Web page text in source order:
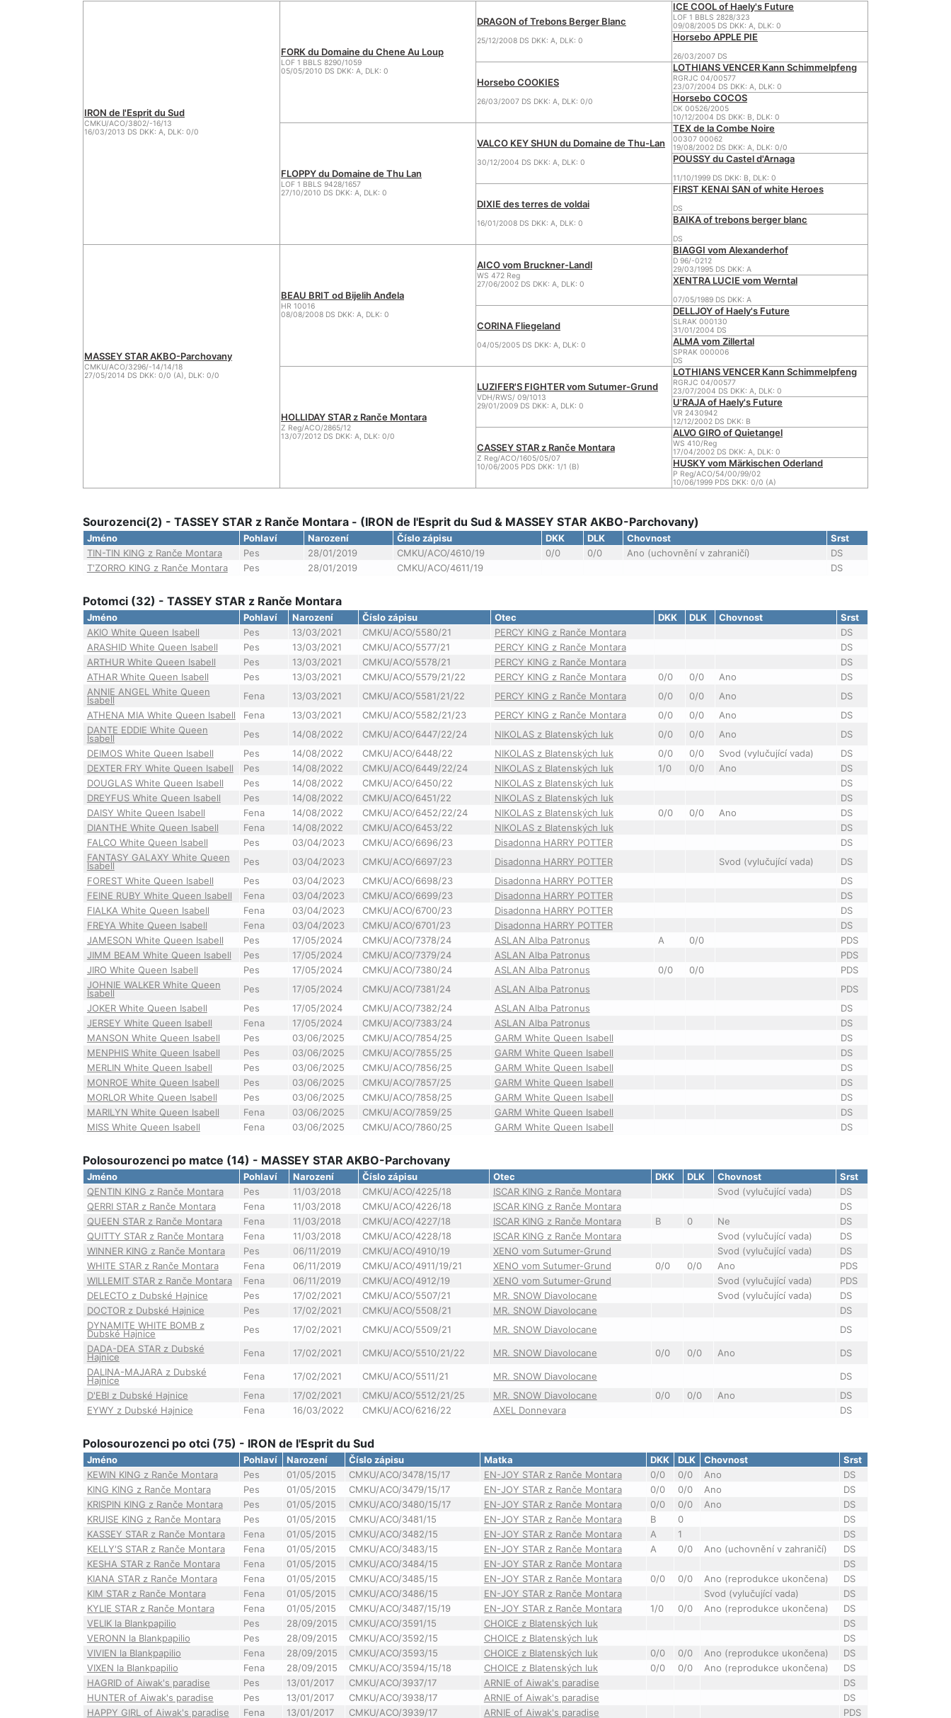
IRON de l'Esprit du Sud
CMKU/ACO/3802/-16/13
16/03/2013 DS DKK: A, DLK: 0/0
FORK du Domaine du Chene Au Loup
LOF 1 BBLS 8290/1059
05/05/2010 DS DKK: A, DLK: 0
DRAGON of Trebons Berger Blanc
25/12/2008 DS DKK: A, DLK: 0
ICE COOL of Haely's Future
LOF 1 BBLS 2828/323
09/08/2005 DS DKK: A, DLK: 0
Horsebo APPLE PIE
26/03/2007 DS
Horsebo COOKIES
26/03/2007 DS DKK: A, DLK: 0/0
LOTHIANS VENCER Kann Schimmelpfeng
RGRJC 04/00577
23/07/2004 DS DKK: A, DLK: 0
Horsebo COCOS
DK 00526/2005
10/12/2004 DS DKK: B, DLK: 0
FLOPPY du Domaine de Thu Lan
LOF 1 BBLS 9428/1657
27/10/2010 DS DKK: A, DLK: 0
VALCO KEY SHUN du Domaine de Thu-Lan
30/12/2004 DS DKK: A, DLK: 0
TEX de la Combe Noire
00307 00062
19/08/2002 DS DKK: A, DLK: 0/0
POUSSY du Castel d'Arnaga
11/10/1999 DS DKK: B, DLK: 0
DIXIE des terres de voldai
16/01/2008 DS DKK: A, DLK: 0
FIRST KENAI SAN of white Heroes
DS
BAIKA of trebons berger blanc
DS
MASSEY STAR AKBO-Parchovany
CMKU/ACO/3296/-14/14/18
27/05/2014 DS DKK: 0/0 (A), DLK: 0/0
BEAU BRIT od Bijelih Anđela
HR 10016
08/08/2008 DS DKK: A, DLK: 0
AICO vom Bruckner-Landl
WS 472 Reg
27/06/2002 DS DKK: A, DLK: 0
BIAGGI vom Alexanderhof
D 96/-0212
29/03/1995 DS DKK: A
XENTRA LUCIE vom Werntal
07/05/1989 DS DKK: A
CORINA Fliegeland
04/05/2005 DS DKK: A, DLK: 0
DELLJOY of Haely's Future
SLRAK 000130
31/01/2004 DS
ALMA vom Zillertal
SPRAK 000006
DS
HOLLIDAY STAR z Ranče Montara
Z Reg/ACO/2865/12
13/07/2012 DS DKK: A, DLK: 0/0
LUZIFER'S FIGHTER vom Sutumer-Grund
VDH/RWS/ 09/1013
29/01/2009 DS DKK: A, DLK: 0
LOTHIANS VENCER Kann Schimmelpfeng
RGRJC 04/00577
23/07/2004 DS DKK: A, DLK: 0
U'RAJA of Haely's Future
VR 2430942
12/12/2002 DS DKK: B
CASSEY STAR z Ranče Montara
Z Reg/ACO/1605/05/07
10/06/2005 PDS DKK: 1/1 (B)
ALVO GIRO of Quietangel
WS 410/Reg
17/04/2002 DS DKK: A, DLK: 0
HUSKY vom Märkischen Oderland
P Reg/ACO/54/00/99/02
10/06/1999 PDS DKK: 0/0 (A)
Sourozenci(2) - TASSEY STAR z Ranče Montara - (IRON de l'Esprit du Sud & MASSEY STAR AKBO-Parchovany)
Jméno Pohlaví Narození Číslo zápisu DKK DLK Chovnost
Srst
TIN-TIN KING z Ranče Montara
Pes 28/01/2019 CMKU/ACO/4610/19 0/0 0/0 Ano (uchovnění v zahraničí)
DS
T'ZORRO KING z Ranče Montara
Pes 28/01/2019 CMKU/ACO/4611/19 DS
Potomci (32) - TASSEY STAR z Ranče Montara
Jméno Pohlaví Narození Číslo zápisu Otec DKK DLK Chovnost
Srst
AKIO White Queen Isabell
Pes 13/03/2021 CMKU/ACO/5580/21 PERCY KING z Ranče Montara
DS
ARASHID White Queen Isabell
Pes 13/03/2021 CMKU/ACO/5577/21 PERCY KING z Ranče Montara
DS
ARTHUR White Queen Isabell
Pes 13/03/2021 CMKU/ACO/5578/21 PERCY KING z Ranče Montara
DS
ATHAR White Queen Isabell
Pes 13/03/2021 CMKU/ACO/5579/21/22 PERCY KING z Ranče Montara 0/0 0/0 Ano
DS
ANNIE ANGEL White Queen
Isabell Fena 13/03/2021 CMKU/ACO/5581/21/22 PERCY KING z Ranče Montara 0/0 0/0 Ano
DS
ATHENA MIA White Queen Isabell
Fena 13/03/2021 CMKU/ACO/5582/21/23 PERCY KING z Ranče Montara 0/0 0/0 Ano
DS
DANTE EDDIE White Queen
Isabell Pes 14/08/2022 CMKU/ACO/6447/22/24 NIKOLAS z Blatenských luk 0/0 0/0 Ano
DS
DEIMOS White Queen Isabell
Pes 14/08/2022 CMKU/ACO/6448/22 NIKOLAS z Blatenských luk 0/0 0/0 Svod (vylučující vada)
DS
DEXTER FRY White Queen Isabell
Pes 14/08/2022 CMKU/ACO/6449/22/24 NIKOLAS z Blatenských luk 1/0 0/0 Ano
DS
DOUGLAS White Queen Isabell
Pes 14/08/2022 CMKU/ACO/6450/22 NIKOLAS z Blatenských luk
DS
DREYFUS White Queen Isabell
Pes 14/08/2022 CMKU/ACO/6451/22 NIKOLAS z Blatenských luk
DS
DAISY White Queen Isabell
Fena 14/08/2022 CMKU/ACO/6452/22/24 NIKOLAS z Blatenských luk 0/0 0/0 Ano
DS
DIANTHE White Queen Isabell
Fena 14/08/2022 CMKU/ACO/6453/22 NIKOLAS z Blatenských luk
DS
FALCO White Queen Isabell
Pes 03/04/2023 CMKU/ACO/6696/23 Disadonna HARRY POTTER
DS
FANTASY GALAXY White Queen
Isabell Pes 03/04/2023 CMKU/ACO/6697/23 Disadonna HARRY POTTER Svod (vylučující vada)
DS
FOREST White Queen Isabell
Pes 03/04/2023 CMKU/ACO/6698/23 Disadonna HARRY POTTER
DS
FEINE RUBY White Queen Isabell
Fena 03/04/2023 CMKU/ACO/6699/23 Disadonna HARRY POTTER
DS
FIALKA White Queen Isabell
Fena 03/04/2023 CMKU/ACO/6700/23 Disadonna HARRY POTTER
DS
FREYA White Queen Isabell
Fena 03/04/2023 CMKU/ACO/6701/23 Disadonna HARRY POTTER
DS
JAMESON White Queen Isabell
Pes 17/05/2024 CMKU/ACO/7378/24 ASLAN Alba Patronus A 0/0
PDS
JIMM BEAM White Queen Isabell
Pes 17/05/2024 CMKU/ACO/7379/24 ASLAN Alba Patronus
PDS
JIRO White Queen Isabell
Pes 17/05/2024 CMKU/ACO/7380/24 ASLAN Alba Patronus 0/0 0/0
PDS
JOHNIE WALKER White Queen
Isabell Pes 17/05/2024 CMKU/ACO/7381/24 ASLAN Alba Patronus
PDS
JOKER White Queen Isabell
Pes 17/05/2024 CMKU/ACO/7382/24 ASLAN Alba Patronus
DS
JERSEY White Queen Isabell
Fena 17/05/2024 CMKU/ACO/7383/24 ASLAN Alba Patronus
DS
MANSON White Queen Isabell
Pes 03/06/2025 CMKU/ACO/7854/25 GARM White Queen Isabell
DS
MENPHIS White Queen Isabell
Pes 03/06/2025 CMKU/ACO/7855/25 GARM White Queen Isabell
DS
MERLIN White Queen Isabell
Pes 03/06/2025 CMKU/ACO/7856/25 GARM White Queen Isabell
DS
MONROE White Queen Isabell
Pes 03/06/2025 CMKU/ACO/7857/25 GARM White Queen Isabell
DS
MORLOR White Queen Isabell
Pes 03/06/2025 CMKU/ACO/7858/25 GARM White Queen Isabell
DS
MARILYN White Queen Isabell
Fena 03/06/2025 CMKU/ACO/7859/25 GARM White Queen Isabell
DS
MISS White Queen Isabell
Fena 03/06/2025 CMKU/ACO/7860/25 GARM White Queen Isabell DS
Polosourozenci po matce (14) - MASSEY STAR AKBO-Parchovany
Jméno Pohlaví Narození Číslo zápisu Otec DKK DLK Chovnost
Srst
QENTIN KING z Ranče Montara
Pes 11/03/2018 CMKU/ACO/4225/18 ISCAR KING z Ranče Montara Svod (vylučující vada)
DS
QERRI STAR z Ranče Montara
Fena 11/03/2018 CMKU/ACO/4226/18 ISCAR KING z Ranče Montara
DS
QUEEN STAR z Ranče Montara
Fena 11/03/2018 CMKU/ACO/4227/18 ISCAR KING z Ranče Montara B 0 Ne
DS
QUITTY STAR z Ranče Montara
Fena 11/03/2018 CMKU/ACO/4228/18 ISCAR KING z Ranče Montara Svod (vylučující vada)
DS
WINNER KING z Ranče Montara
Pes 06/11/2019 CMKU/ACO/4910/19 XENO vom Sutumer-Grund Svod (vylučující vada)
DS
WHITE STAR z Ranče Montara
Fena 06/11/2019 CMKU/ACO/4911/19/21 XENO vom Sutumer-Grund 0/0 0/0 Ano
PDS
WILLEMIT STAR z Ranče Montara
Fena 06/11/2019 CMKU/ACO/4912/19 XENO vom Sutumer-Grund Svod (vylučující vada)
PDS
DELECTO z Dubské Hajnice
Pes 17/02/2021 CMKU/ACO/5507/21 MR. SNOW Diavolocane Svod (vylučující vada)
DS
DOCTOR z Dubské Hajnice
Pes 17/02/2021 CMKU/ACO/5508/21 MR. SNOW Diavolocane
DS
DYNAMITE WHITE BOMB z
Dubské Hajnice Pes 17/02/2021 CMKU/ACO/5509/21 MR. SNOW Diavolocane
DS
DADA-DEA STAR z Dubské
Hajnice Fena 17/02/2021 CMKU/ACO/5510/21/22 MR. SNOW Diavolocane 0/0 0/0 Ano
DS
DALINA-MAJARA z Dubské
Hajnice Fena 17/02/2021 CMKU/ACO/5511/21 MR. SNOW Diavolocane
DS
D'EBI z Dubské Hajnice
Fena 17/02/2021 CMKU/ACO/5512/21/25 MR. SNOW Diavolocane 0/0 0/0 Ano
DS
EYWY z Dubské Hajnice
Fena 16/03/2022 CMKU/ACO/6216/22 AXEL Donnevara DS
Polosourozenci po otci (75) - IRON de l'Esprit du Sud
Jméno Pohlaví Narození Číslo zápisu Matka DKK DLK Chovnost
Srst
KEWIN KING z Ranče Montara
Pes 01/05/2015 CMKU/ACO/3478/15/17 EN-JOY STAR z Ranče Montara 0/0 0/0 Ano
DS
KING KING z Ranče Montara
Pes 01/05/2015 CMKU/ACO/3479/15/17 EN-JOY STAR z Ranče Montara 0/0 0/0 Ano
DS
KRISPIN KING z Ranče Montara
Pes 01/05/2015 CMKU/ACO/3480/15/17 EN-JOY STAR z Ranče Montara 0/0 0/0 Ano
DS
KRUISE KING z Ranče Montara
Pes 01/05/2015 CMKU/ACO/3481/15 EN-JOY STAR z Ranče Montara B 0
DS
KASSEY STAR z Ranče Montara
Fena 01/05/2015 CMKU/ACO/3482/15 EN-JOY STAR z Ranče Montara A 1
DS
KELLY'S STAR z Ranče Montara
Fena 01/05/2015 CMKU/ACO/3483/15 EN-JOY STAR z Ranče Montara A 0/0 Ano (uchovnění v zahraničí)
DS
KESHA STAR z Ranče Montara
Fena 01/05/2015 CMKU/ACO/3484/15 EN-JOY STAR z Ranče Montara
DS
KIANA STAR z Ranče Montara
Fena 01/05/2015 CMKU/ACO/3485/15 EN-JOY STAR z Ranče Montara 0/0 0/0 Ano (reprodukce ukončena)
DS
KIM STAR z Ranče Montara
Fena 01/05/2015 CMKU/ACO/3486/15 EN-JOY STAR z Ranče Montara Svod (vylučující vada)
DS
KYLIE STAR z Ranče Montara
Fena 01/05/2015 CMKU/ACO/3487/15/19 EN-JOY STAR z Ranče Montara 1/0 0/0 Ano (reprodukce ukončena)
DS
VELIK la Blankpapilio
Pes 28/09/2015 CMKU/ACO/3591/15 CHOICE z Blatenských luk
DS
VERONN la Blankpapilio
Pes 28/09/2015 CMKU/ACO/3592/15 CHOICE z Blatenských luk
DS
VIVIEN la Blankpapilio
Fena 28/09/2015 CMKU/ACO/3593/15 CHOICE z Blatenských luk 0/0 0/0 Ano (reprodukce ukončena)
DS
VIXEN la Blankpapilio
Fena 28/09/2015 CMKU/ACO/3594/15/18 CHOICE z Blatenských luk 0/0 0/0 Ano (reprodukce ukončena)
DS
HAGRID of Aiwak's paradise
Pes 13/01/2017 CMKU/ACO/3937/17 ARNIE of Aiwak's paradise
DS
HUNTER of Aiwak's paradise
Pes 13/01/2017 CMKU/ACO/3938/17 ARNIE of Aiwak's paradise
DS
HAPPY GIRL of Aiwak's paradise
Fena 13/01/2017 CMKU/ACO/3939/17 ARNIE of Aiwak's paradise PDS